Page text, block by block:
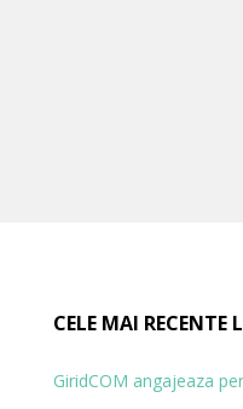
CELE MAI RECENTE
GiridCOM angajeaza